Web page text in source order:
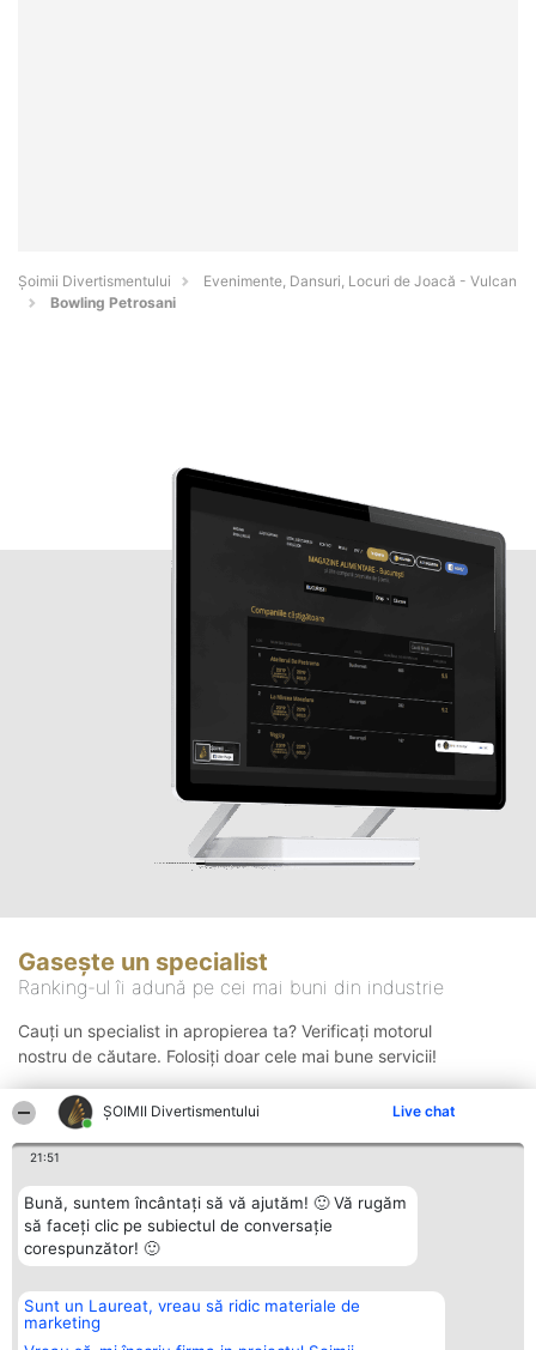
ŞOIMII Divertismentului Live chat
21:51
Bună, suntem încântați să vă ajutăm! 🙂 Vă rugăm
să faceți clic pe subiectul de conversație
corespunzător! 🙂
Sunt un Laureat, vreau să ridic materiale de
marketing
Şoimii Divertismentului
Evenimente, Dansuri, Locuri de Joacă - Vulcan
Bowling Petrosani
Gasește un specialist
Ranking-ul îi adună pe cei mai buni din industrie
Cauți un specialist in apropierea ta? Verificați motorul
nostru de căutare. Folosiți doar cele mai bune servicii!
Organizator Ranking
BRIGHT SOLUTIONS BR SRL
Aleea Timisul De Sus 2 Bl. A30
Plebiscyt
Lista Tuturor
Contact